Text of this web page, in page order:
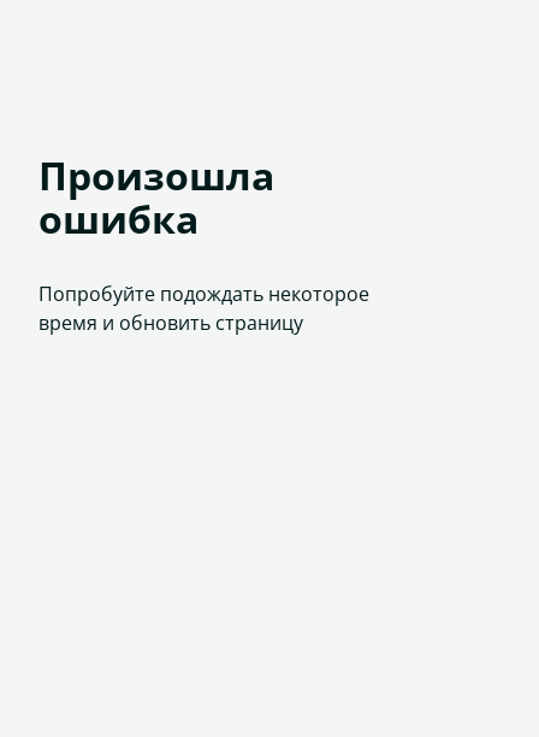
Произошла
ошибка
Попробуйте подождать некоторое
время и обновить страницу